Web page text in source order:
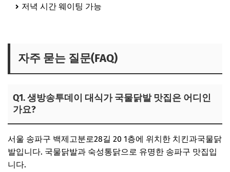
저녁 시간 웨이팅 가능
자주 묻는 질문(FAQ)
Q1. 생방송투데이 대식가 국물닭발 맛집은 어디인
가요?
서울 송파구 백제고분로28길 20 1층에 위치한 치킨과국물닭
발입니다. 국물닭발과 숙성통닭으로 유명한 송파구 맛집입
니다.